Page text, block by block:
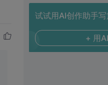
试试用AI创作助手
+ 用